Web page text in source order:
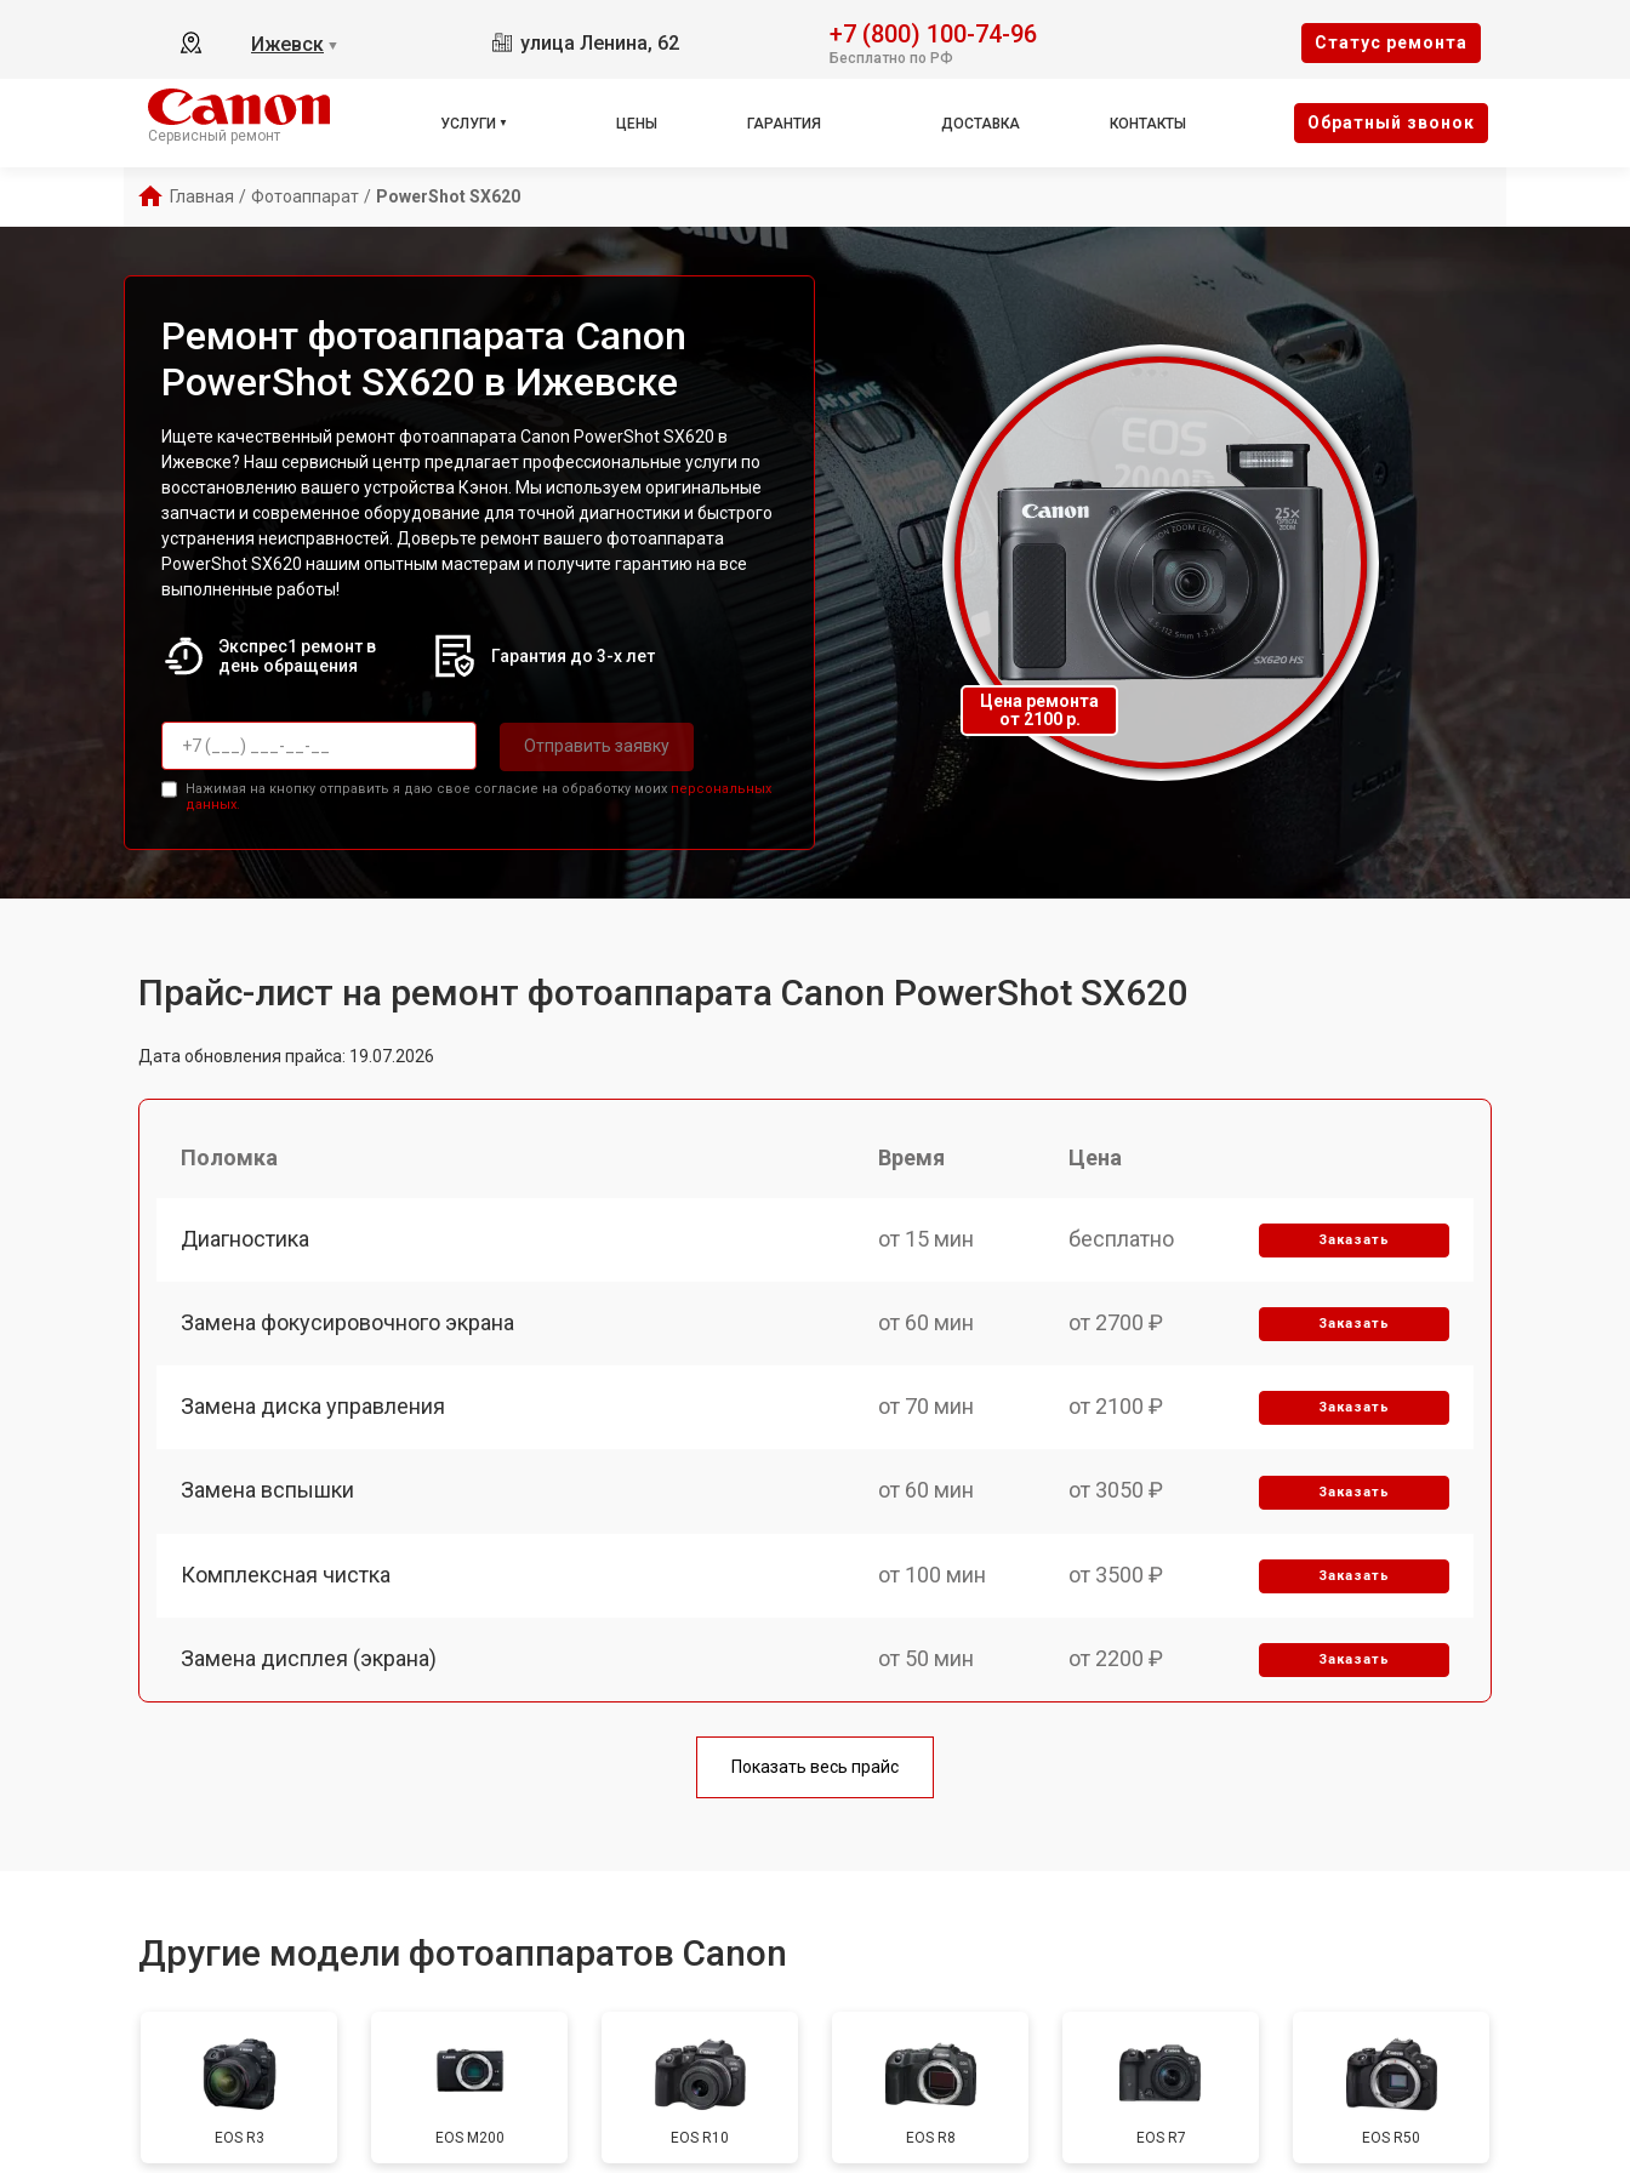
Ижевск ▼ улица Ленина, 62 +7 (800) 100-74-96
Бесплатно по РФ
Cтатус ремонта
Сервисный ремонт
УСЛУГИ ЦЕНЫ ГАРАНТИЯ ДОСТАВКА КОНТАКТЫ Oбратный звонок
Главная / Фотоаппарат / PowerShot SX620
Ремонт фотоаппарата Canon
PowerShot SX620 в Ижевске
Ищете качественный ремонт фотоаппарата Canon PowerShot SX620 в
Ижевске? Наш сервисный центр предлагает профессиональные услуги по
восстановлению вашего устройства Кэнон. Мы используем оригинальные
запчасти и современное оборудование для точной диагностики и быстрого
устранения неисправностей. Доверьте ремонт вашего фотоаппарата
PowerShot SX620 нашим опытным мастерам и получите гарантию на все
выполненные работы!
Экспрес1 ремонт в
день обращения
Гарантия до 3-х лет
Отправить заявку
Нажимая на кнопку отправить я даю свое согласие на обработку моих персональных
данных.
Цена ремонта
от 2100 р.
Прайс-лист на ремонт фотоаппарата Canon PowerShot SX620
Дата обновления прайса: 19.07.2026
Поломка Время Цена
Диагностика от 15 мин бесплатно Заказать
Замена фокусировочного экрана от 60 мин от 2700 ₽ Заказать
Замена диска управления от 70 мин от 2100 ₽ Заказать
Замена вспышки от 60 мин от 3050 ₽ Заказать
Комплексная чистка от 100 мин от 3500 ₽ Заказать
Замена дисплея (экрана) от 50 мин от 2200 ₽ Заказать
от 80 мин
Замена затвора от 80 мин от 2300 ₽ Заказать
Замена CCD/CMOS матрицы от 70 мин от 4300 ₽ Заказать
Показать весь прайс
Другие модели фотоаппаратов Canon
EOS R3 EOS M200 EOS R10 EOS R8 EOS R7 EOS R50